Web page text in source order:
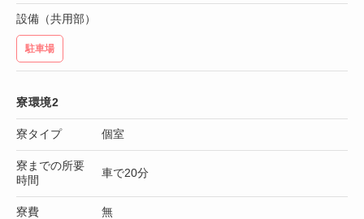
設備（共用部）
駐車場
寮環境2
寮タイプ 個室
寮までの所要
時間
車で20分
寮費 無